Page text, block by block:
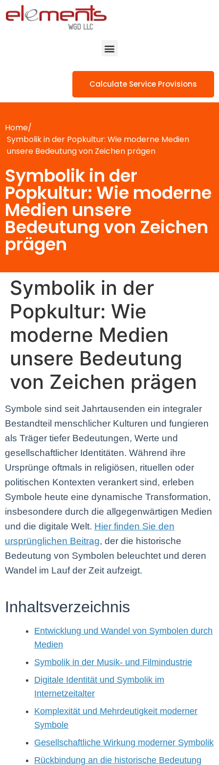
Calculate Service Provisions
Home/
Symbolik in der Popkultur: Wie moderne Medien
unsere Bedeutung von Zeichen prägen
Symbolik in der
Popkultur: Wie moderne
Medien unsere
Bedeutung von Zeichen
prägen
Symbolik in der
Popkultur: Wie
moderne Medien
unsere Bedeutung
von Zeichen prägen
Symbole sind seit Jahrtausenden ein integraler
Bestandteil menschlicher Kulturen und fungieren
als Träger tiefer Bedeutungen, Werte und
gesellschaftlicher Identitäten. Während ihre
Ursprünge oftmals in religiösen, rituellen oder
politischen Kontexten verankert sind, erleben
Symbole heute eine dynamische Transformation,
insbesondere durch die allgegenwärtigen Medien
und die digitale Welt. Hier finden Sie den
ursprünglichen Beitrag, der die historische
Bedeutung von Symbolen beleuchtet und deren
Wandel im Lauf der Zeit aufzeigt.
Inhaltsverzeichnis
Entwicklung und Wandel von Symbolen durch
Medien
Symbolik in der Musik- und Filmindustrie
Digitale Identität und Symbolik im
Internetzeitalter
Komplexität und Mehrdeutigkeit moderner
Symbole
Gesellschaftliche Wirkung moderner Symbolik
Rückbindung an die historische Bedeutung